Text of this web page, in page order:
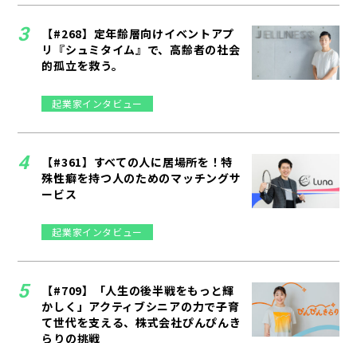
【#268】定年齢層向けイベントアプ
リ『シュミタイム』で、高齢者の社会
的孤立を救う。
起業家インタビュー
【#361】すべての人に居場所を！特
殊性癖を持つ人のためのマッチングサ
ービス
起業家インタビュー
【#709】「人生の後半戦をもっと輝
かしく」アクティブシニアの力で子育
て世代を支える、株式会社ぴんぴんき
らりの挑戦